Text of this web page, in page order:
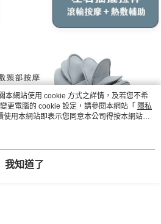
本網站使用 cookie 方式之詳情，及若您不希
更電腦的 cookie 設定，請參閱本網站「 隱私
使用本網站即表示您同意本公司得按本網站使
我知道了